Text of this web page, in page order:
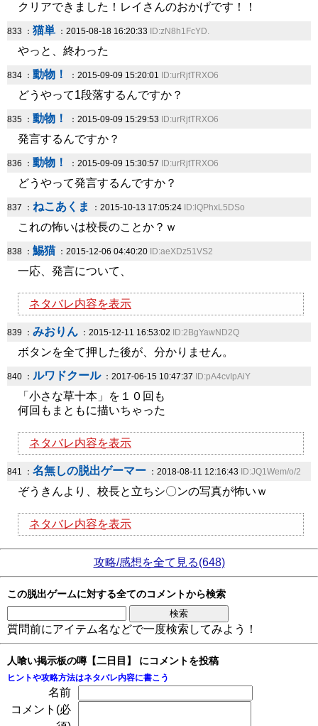
クリアできました！レイさんのおかげです！！
833 ： 猫単 ：2015-08-18 16:20:33 ID:zN8h1FcYD.
やっと、終わった
834 ： 動物！ ：2015-09-09 15:20:01 ID:urRjtTRXO6
どうやって1段落するんですか？
835 ： 動物！ ：2015-09-09 15:29:53 ID:urRjtTRXO6
発言するんですか？
836 ： 動物！ ：2015-09-09 15:30:57 ID:urRjtTRXO6
どうやって発言するんですか？
837 ： ねこあくま ：2015-10-13 17:05:24 ID:lQPhxL5DSo
これの怖いは校長のことか？ｗ
838 ： 鯣猫 ：2015-12-06 04:40:20 ID:aeXDz51VS2
一応、発言について、
ネタバレ内容を表示
839 ： みおりん ：2015-12-11 16:53:02 ID:2BgYawND2Q
ボタンを全て押した後が、分かりません。
840 ： ルワドクール：2017-06-15 10:47:37 ID:pA4cvIpAiY
「小さな草十本」を１０回も
何回もまともに描いちゃった
ネタバレ内容を表示
841 ： 名無しの脱出ゲーマー ：2018-08-11 12:16:43 ID:JQ1Wem/o/2
ぞうきんより、校長と立ちシ〇ンの写真が怖いｗ
ネタバレ内容を表示
攻略/感想を全て見る(648)
この脱出ゲームに対する全てのコメントから検索
質問前にアイテム名などで一度検索してみよう！
人喰い掲示板の噂【二日目】 にコメントを投稿
ヒントや攻略方法はネタバレ内容に書こう
名前
コメント(必